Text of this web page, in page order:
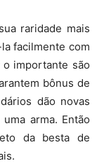
raridade mais
facilmente com
importante são
bônus de
dão novas
arma. Então
da besta de